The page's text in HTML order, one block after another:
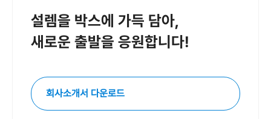
설렘을 박스에 가득 담아,
새로운 출발을 응원합니다!
회사소개서 다운로드